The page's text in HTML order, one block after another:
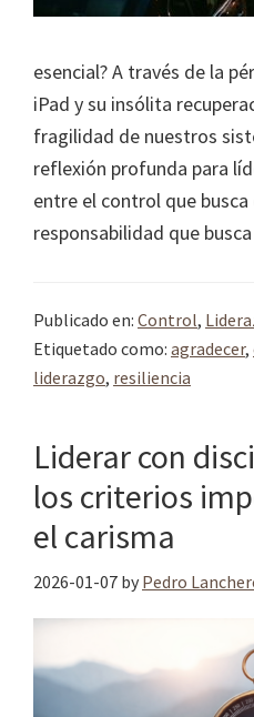
esencial? A través de la
iPad y su insólita
fragilidad de nuestros
reflexión profunda para
entre el control que
responsabilidad que
Publicado en: Control,
Etiquetado como: agradecer,
liderazgo, resiliencia
Liderar con
los criterios
el carisma
2026-01-07 by Pedro